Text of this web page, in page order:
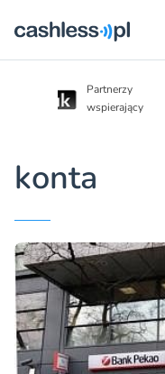
Partnerzy
wspierający
konta